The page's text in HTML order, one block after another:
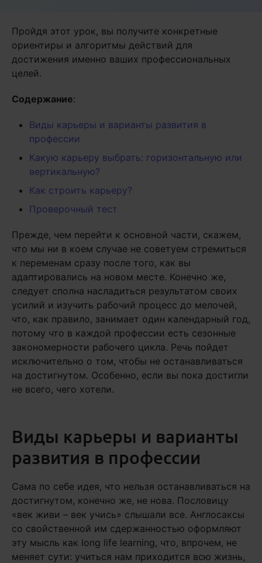
Пройдя этот урок, вы получите конкретные
ориентиры и алгоритмы действий для
достижения именно ваших профессиональных
целей.
Содержание:
Виды карьеры и варианты развития в
профессии
Какую карьеру выбрать: горизонтальную или
вертикальную?
Как строить карьеру?
Проверочный тест
Прежде, чем перейти к основной части, скажем,
что мы ни в коем случае не советуем стремиться
к переменам сразу после того, как вы
адаптировались на новом месте. Конечно же,
следует сполна насладиться результатом своих
усилий и изучить рабочий процесс до мелочей,
что, как правило, занимает один календарный год,
потому что в каждой профессии есть сезонные
закономерности рабочего цикла. Речь пойдет
исключительно о том, чтобы не останавливаться
на достигнутом. Особенно, если вы пока достигли
не всего, чего хотели.
Виды карьеры и варианты
развития в профессии
Сама по себе идея, что нельзя останавливаться на
достигнутом, конечно же, не нова. Пословицу
«век живи – век учись» слышали все. Англосаксы
со свойственной им сдержанностью оформляют
эту мысль как long life learning, что, впрочем, не
меняет сути: учиться нам приходится всю жизнь,